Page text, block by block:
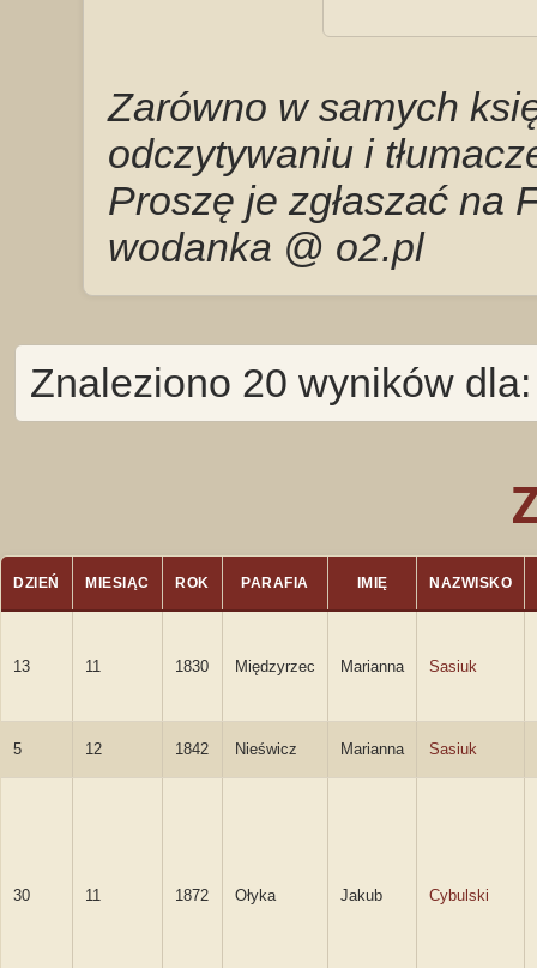
Zarówno w samych
odczytywaniu i
Proszę je zgłaszać na
wodanka @ o2.pl
Znaleziono 20 wyników
DZIEŃ MIESIĄC ROK PARAFIA IMIĘ NAZWISKO
13 11 1830 Międzyrzec Marianna Sasiuk
5 12 1842 Nieświcz Marianna Sasiuk
30 11 1872 Ołyka Jakub Cybulski